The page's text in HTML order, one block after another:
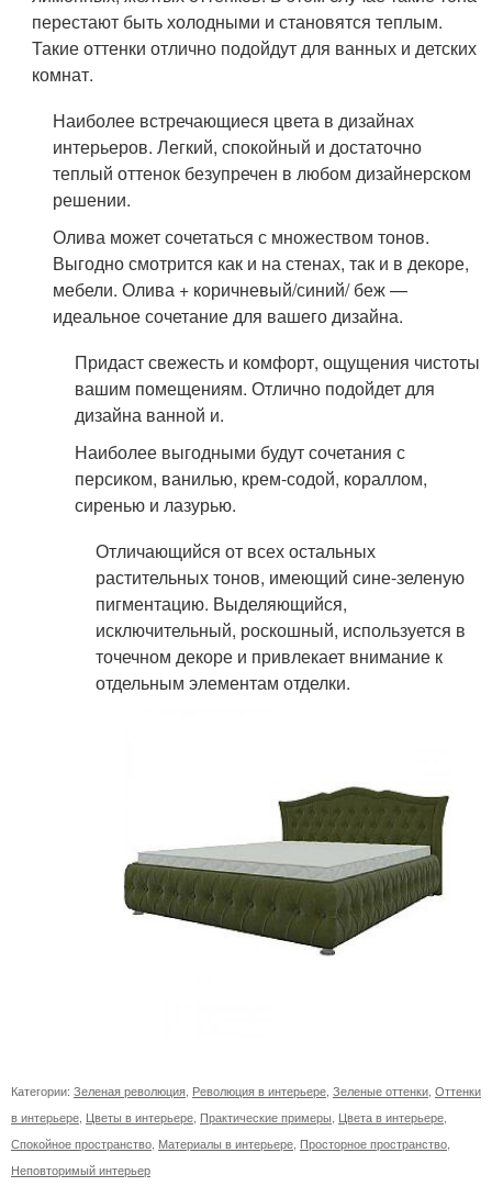
перестают быть холодными и становятся теплым.
Такие оттенки отлично подойдут для ванных и детских
комнат.
Наиболее встречающиеся цвета в дизайнах
интерьеров. Легкий, спокойный и достаточно
теплый оттенок безупречен в любом дизайнерском
решении.
Олива может сочетаться с множеством тонов.
Выгодно смотрится как и на стенах, так и в декоре,
мебели. Олива + коричневый/синий/ беж —
идеальное сочетание для вашего дизайна.
Придаст свежесть и комфорт, ощущения чистоты
вашим помещениям. Отлично подойдет для
дизайна ванной и.
Наиболее выгодными будут сочетания с
персиком, ванилью, крем-содой, кораллом,
сиренью и лазурью.
Отличающийся от всех остальных
растительных тонов, имеющий сине-зеленую
пигментацию. Выделяющийся,
исключительный, роскошный, используется в
точечном декоре и привлекает внимание к
отдельным элементам отделки.
Категории: Зеленая революция Революция в интерьере Зеленые оттенки Оттенки
в интерьере Цветы в интерьере Практические примеры Цвета в интерьере
Спокойное пространство Материалы в интерьере Просторное пространство
Неповторимый интерьер